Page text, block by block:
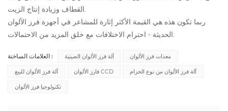
القطاف وزيادة إنتاج الزيت.
ربما تكون هذه هي القيمة الأكثر إثارة للمشاعر في أجهزة فرز الألوان
الحديثة - احترام الاختلافات مع خلق المزيد من الاحتمالات.
العلامات الساخنة : آلة فرز الألوان الصينية معدات فرز الألوان
آلة فرز الألوان للبيع فارز الألوان CCD آلة فرز الألوان من نوع الحزام
تكنولوجيا فرز الألوان